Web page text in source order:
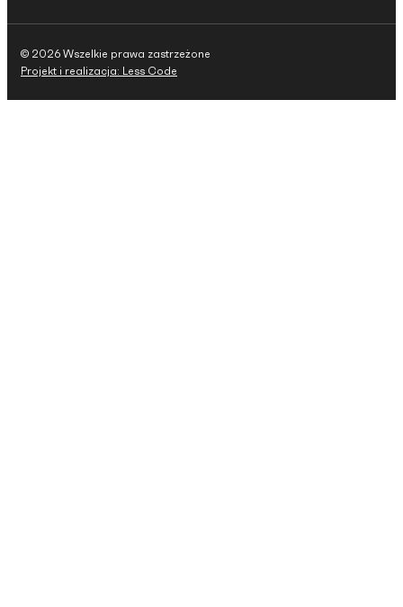
© 2026 Wszelkie prawa zastrzeżone
Projekt i realizacja: Less Code